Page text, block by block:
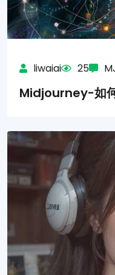
liwaiai 25
Midjourney-如